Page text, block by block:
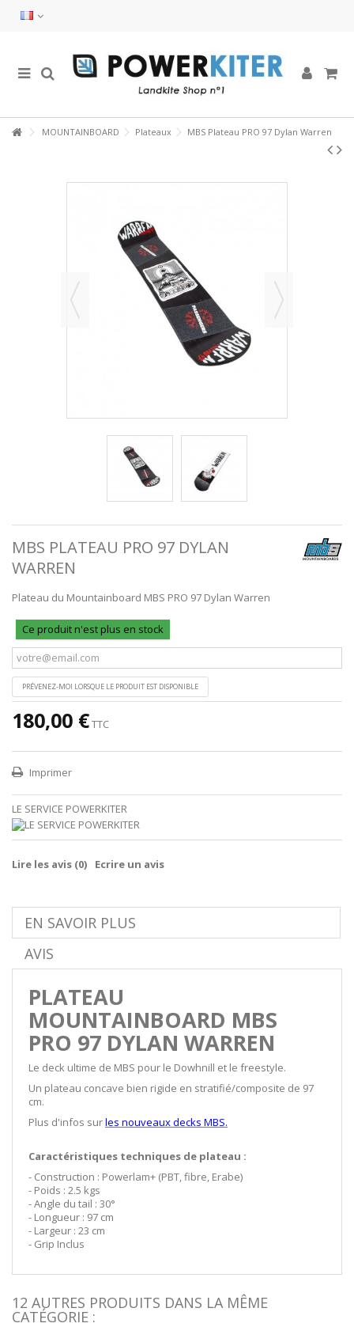
MOUNTAINBOARD Plateaux MBS Plateau PRO 97 Dylan Warren
MBS PLATEAU PRO 97 DYLAN
WARREN
Plateau du Mountainboard MBS PRO 97 Dylan Warren
Ce produit n'est plus en stock
PRÉVENEZ-MOI LORSQUE LE PRODUIT EST DISPONIBLE
180,00 €TTC
Imprimer
LE SERVICE POWERKITER
Lire les avis (0) Ecrire un avis
EN SAVOIR PLUS
AVIS
PLATEAU
MOUNTAINBOARD MBS
PRO 97 DYLAN WARREN
Le deck ultime de MBS pour le Dowhnill et le freestyle.
Un plateau concave bien rigide en stratifié/composite de 97
cm.
Plus d'infos surles nouveaux decks MBS.
Caractéristiques techniques de plateau :
- Construction : Powerlam+ (PBT, fibre, Erabe)
- Poids : 2.5 kgs
- Angle du tail : 30°
- Longueur : 97 cm
- Largeur : 23 cm
- Grip Inclus
12 AUTRES PRODUITS DANS LA MÊME
CATÉGORIE :